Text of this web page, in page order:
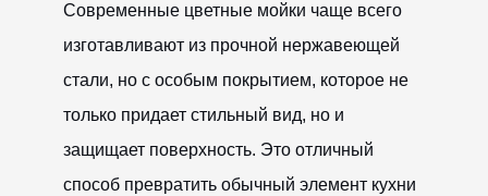
Современные цветные мойки чаще всего
изготавливают из прочной нержавеющей
стали, но с особым покрытием, которое не
только придает стильный вид, но и
защищает поверхность. Это отличный
способ превратить обычный элемент кухни